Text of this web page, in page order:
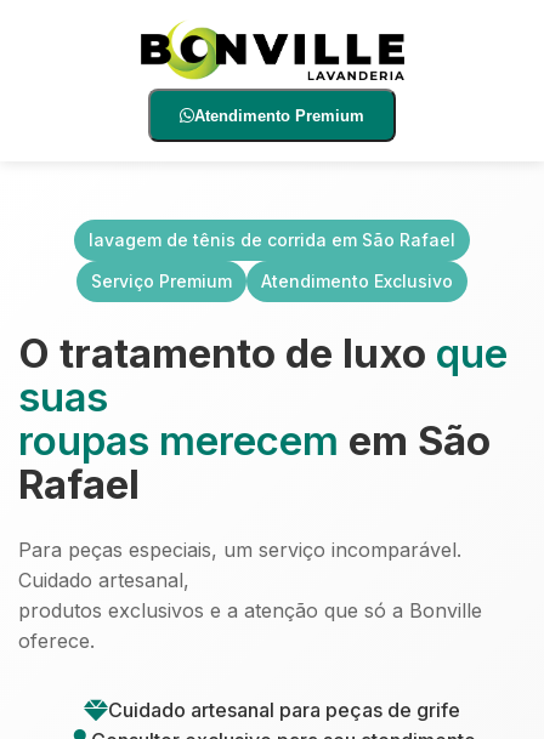
Atendimento Premium
lavagem de tênis de corrida em São Rafael
Serviço Premium
Atendimento Exclusivo
O tratamento de luxo que
suas
roupas merecem em São
Rafael
Para peças especiais, um serviço incomparável.
Cuidado artesanal,
produtos exclusivos e a atenção que só a Bonville
oferece.
Cuidado artesanal para peças de grife